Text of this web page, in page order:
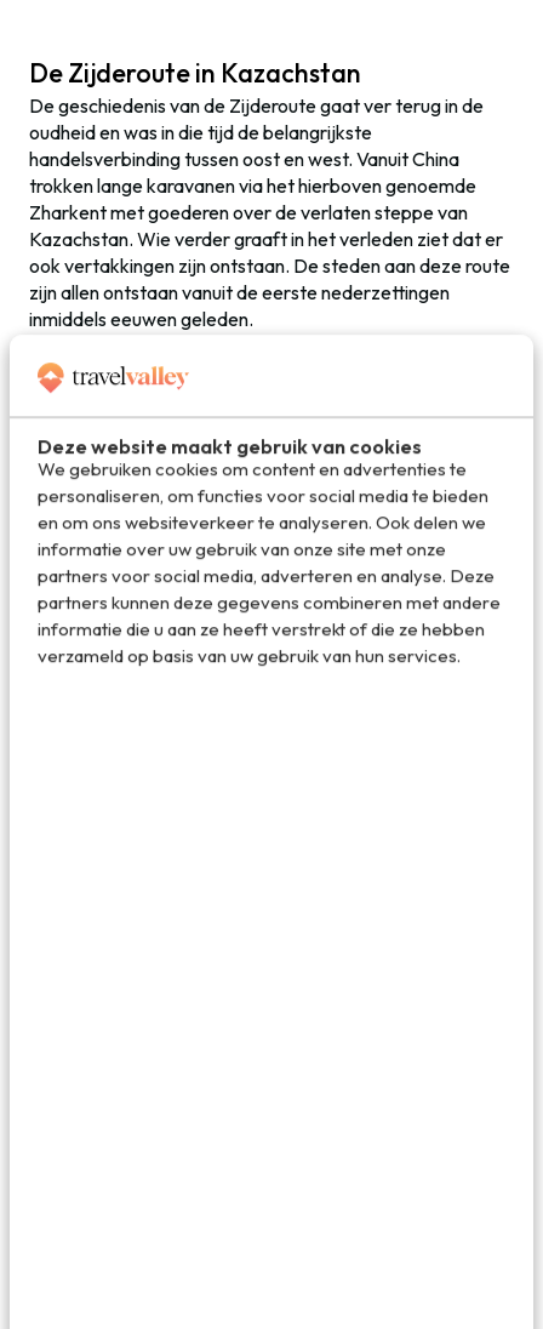
Deze website maakt gebruik van cookies
We gebruiken cookies om content en advertenties te
personaliseren, om functies voor social media te bieden
en om ons websiteverkeer te analyseren. Ook delen we
informatie over uw gebruik van onze site met onze
partners voor social media, adverteren en analyse. Deze
partners kunnen deze gegevens combineren met andere
informatie die u aan ze heeft verstrekt of die ze hebben
verzameld op basis van uw gebruik van hun services.
De Zijderoute in Kazachstan
De geschiedenis van de Zijderoute gaat ver terug in de
oudheid en was in die tijd de belangrijkste
handelsverbinding tussen oost en west. Vanuit China
trokken lange karavanen via het hierboven genoemde
Zharkent met goederen over de verlaten steppe van
Kazachstan. Wie verder graaft in het verleden ziet dat er
ook vertakkingen zijn ontstaan. De steden aan deze route
zijn allen ontstaan vanuit de eerste nederzettingen
inmiddels eeuwen geleden.
Omdat de Zijderoute zo bijzonder is, en ook andere
landen als Turkmenistan, Oezbekistan en Kirgistan
doorkruist, worden er tegenwoordig complete reizen
naartoe georganiseerd. Inmiddels is er ook een nieuwe
Zijderoute die met moderne spoorlijnen en nieuwe
snelwegen China met Europa moet verbinden en waarbij
Kazachstan nog steeds de belangrijkste schakel is.